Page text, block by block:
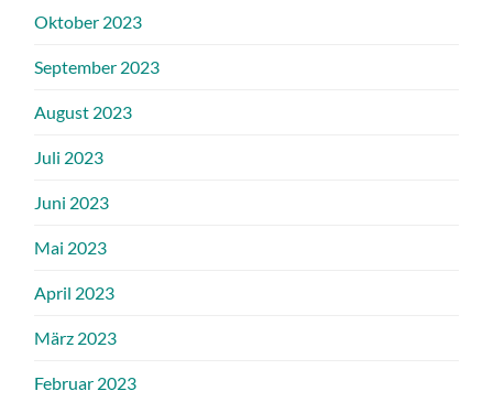
Oktober 2023
September 2023
August 2023
Juli 2023
Juni 2023
Mai 2023
April 2023
März 2023
Februar 2023